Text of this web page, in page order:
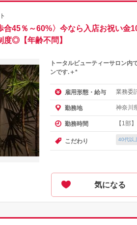
合45％～60%〉今なら入店お祝い金
◎【年齢不問】
トータルビューティーサロン
ンです.＋*
雇用形態・給与 業務委
勤務地 神奈川
勤務時間 【1部
こだわり 40代以
気になる